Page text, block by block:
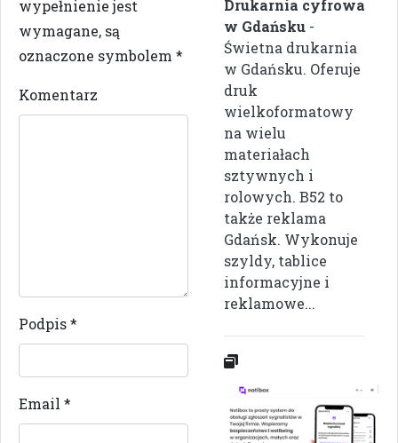
wypełnienie jest
wymagane, są
oznaczone symbolem *
Komentarz
Podpis*
Email *
Drukarnia cyfrowa
w Gdańsku -
Świetna drukarnia
w Gdańsku. Oferuje
druk
wielkoformatowy
na wielu
materiałach
sztywnych i
rolowych. B52 to
także reklama
Gdańsk. Wykonuje
szyldy, tablice
informacyjne i
reklamowe...